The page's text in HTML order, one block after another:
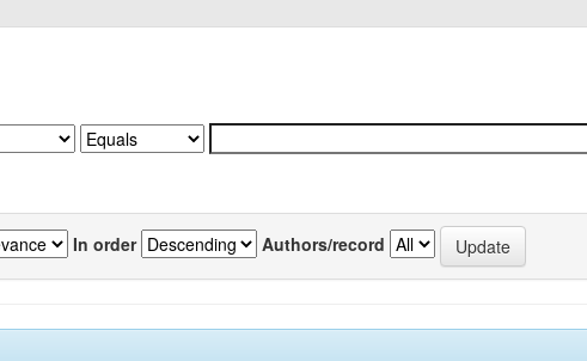
In order Authors/record